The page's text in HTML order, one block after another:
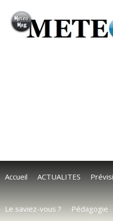
Accueil ACTUALITES
Le saviez-vous ? Pédagogie